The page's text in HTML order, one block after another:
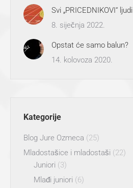
Svi „PRICEDNIKOVI“ ljudi
8. siječnja 2022.
Opstat će samo balun?
14. kolovoza 2020.
Kategorije
Blog Jure Ozmeca (25)
Mladostašice i mladostaši (22)
Juniori (3)
Mlađi juniori (6)